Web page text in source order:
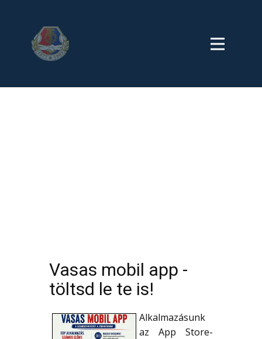
Vasas mobil app -
töltsd le te is!
Alkalmazásunk
az App Store-